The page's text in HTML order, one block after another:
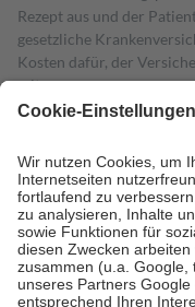
Rezept aus und der
gesetzliche
Kosten dafür, der
mit.
Grundsätzlich leisten
höchstens zehn Euro.
Es
Kosten der Leistung zu
Diese Regeln gelten
Bei Heilmitteln und
Zuzahlung zehn Prozent
Verordnung.
Um das Engagement der